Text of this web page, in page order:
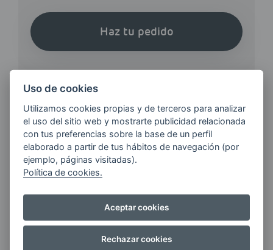
Haz tu pedido
¿QUIERES ESTAR AL DÍA DE
LAS
ÚLTIMAS NOVEDADES?
E-MAIL
Uso de cookies
Utilizamos cookies propias y de terceros para analizar
el uso del sitio web y mostrarte publicidad relacionada
con tus preferencias sobre la base de un perfil
elaborado a partir de tus hábitos de navegación (por
ejemplo, páginas visitadas).
Política de cookies.
Aceptar cookies
Rechazar cookies